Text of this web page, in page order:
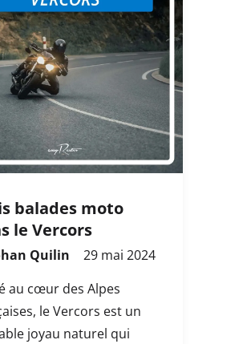
balades moto
le Vercors
Quilin
29 mai 2024
au cœur des Alpes
le Vercors est un
joyau naturel qui